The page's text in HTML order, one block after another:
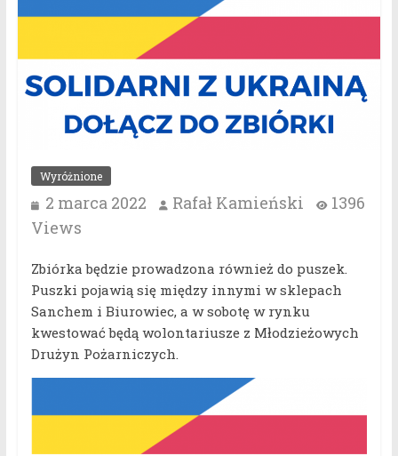
Wyróżnione
2 marca 2022 Rafał Kamieński
1396
Views
Zbiórka będzie prowadzona również do puszek.
Puszki pojawią się między innymi w sklepach
Sanchem i Biurowiec, a w sobotę w rynku
kwestować będą wolontariusze z Młodzieżowych
Drużyn Pożarniczych.